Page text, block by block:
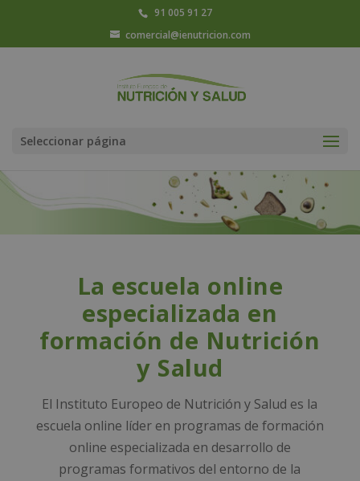
91 005 91 27
comercial@ienutricion.com
Seleccionar página
La escuela online
especializada en
formación de Nutrición
y Salud
El Instituto Europeo de Nutrición y Salud es la
escuela online líder en programas de formación
online especializada en desarrollo de
programas formativos del entorno de la